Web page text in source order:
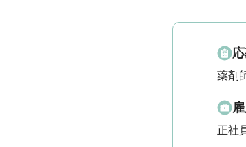
薬剤
正社